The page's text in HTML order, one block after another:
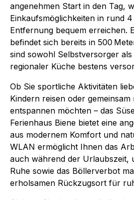
angenehmen Start in den Tag,
Einkaufsmöglichkeiten in rund
Entfernung bequem erreichen.
befindet sich bereits in 500
sind sowohl Selbstversorger
regionaler Küche bestens
Ob Sie sportliche Aktivitäten
Kindern reisen oder gemeinsam
entspannen möchten – das
Ferienhaus Biene bietet eine
aus modernem Komfort und
WLAN ermöglicht Ihnen das
auch während der Urlaubszeit,
Ruhe sowie das Böllerverbot
erholsamen Rückzugsort für